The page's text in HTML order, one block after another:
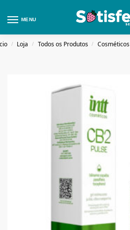
MENU
/ Loja / Todos os Produtos / Cosméticos